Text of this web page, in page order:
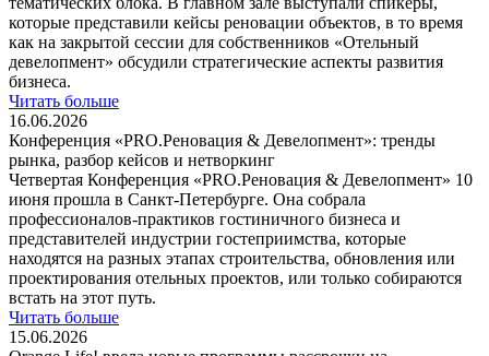
которые представили кейсы реновации объектов, в то время
как на закрытой сессии для собственников «Отельный
девелопмент» обсудили стратегические аспекты развития
бизнеса.
Читать больше
16.06.2026
Конференция «PRO.Реновация & Девелопмент»: тренды
рынка, разбор кейсов и нетворкинг
Четвертая Конференция «PRO.Реновация & Девелопмент» 10
июня прошла в Санкт-Петербурге. Она собрала
профессионалов-практиков гостиничного бизнеса и
представителей индустрии гостеприимства, которые
находятся на разных этапах строительства, обновления или
проектирования отельных проектов, или только собираются
встать на этот путь.
Читать больше
15.06.2026